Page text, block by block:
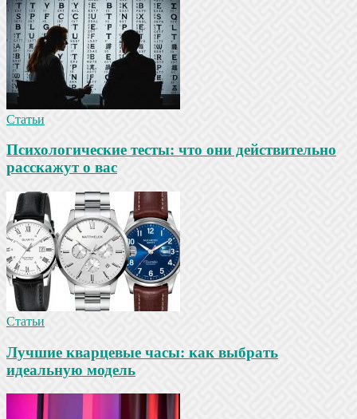
Статьи
Психологические тесты: что они действительно
расскажут о вас
Статьи
Лучшие кварцевые часы: как выбрать
идеальную модель